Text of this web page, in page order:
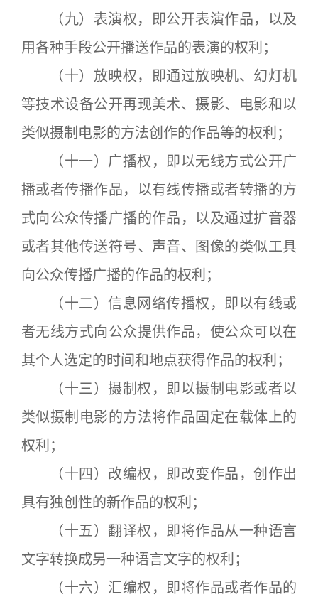
（九）表演权，即公开表演作品，以及
用各种手段公开播送作品的表演的权利；
（十）放映权，即通过放映机、幻灯机
等技术设备公开再现美术、摄影、电影和以
类似摄制电影的方法创作的作品等的权利；
（十一）广播权，即以无线方式公开广
播或者传播作品，以有线传播或者转播的方
式向公众传播广播的作品，以及通过扩音器
或者其他传送符号、声音、图像的类似工具
向公众传播广播的作品的权利；
（十二）信息网络传播权，即以有线或
者无线方式向公众提供作品，使公众可以在
其个人选定的时间和地点获得作品的权利；
（十三）摄制权，即以摄制电影或者以
类似摄制电影的方法将作品固定在载体上的
权利；
（十四）改编权，即改变作品，创作出
具有独创性的新作品的权利；
（十五）翻译权，即将作品从一种语言
文字转换成另一种语言文字的权利；
（十六）汇编权，即将作品或者作品的